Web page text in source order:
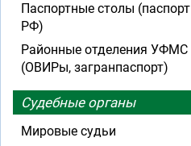
Паспортные столы (паспорт
РФ)
Районные отделения УФМС
(ОВИРы, загранпаспорт)
Судебные органы
Мировые судьи